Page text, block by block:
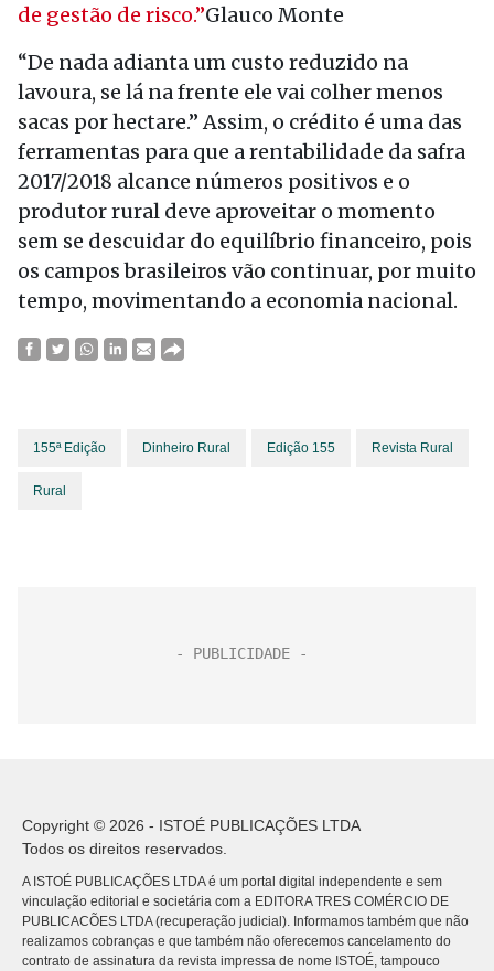
de gestão de risco.”Glauco Monte
“De nada adianta um custo reduzido na
lavoura, se lá na frente ele vai colher menos
sacas por hectare.” Assim, o crédito é uma das
ferramentas para que a rentabilidade da safra
2017/2018 alcance números positivos e o
produtor rural deve aproveitar o momento
sem se descuidar do equilíbrio financeiro, pois
os campos brasileiros vão continuar, por muito
tempo, movimentando a economia nacional.
155ª Edição Dinheiro Rural Edição 155 Revista Rural
Rural
Copyright © 2026 - ISTOÉ PUBLICAÇÕES LTDA
Todos os direitos reservados.
A ISTOÉ PUBLICAÇÕES LTDA é um portal digital independente e sem
vinculação editorial e societária com a EDITORA TRES COMÉRCIO DE
PUBLICACÕES LTDA (recuperação judicial). Informamos também que não
realizamos cobranças e que também não oferecemos cancelamento do
contrato de assinatura da revista impressa de nome ISTOÉ, tampouco